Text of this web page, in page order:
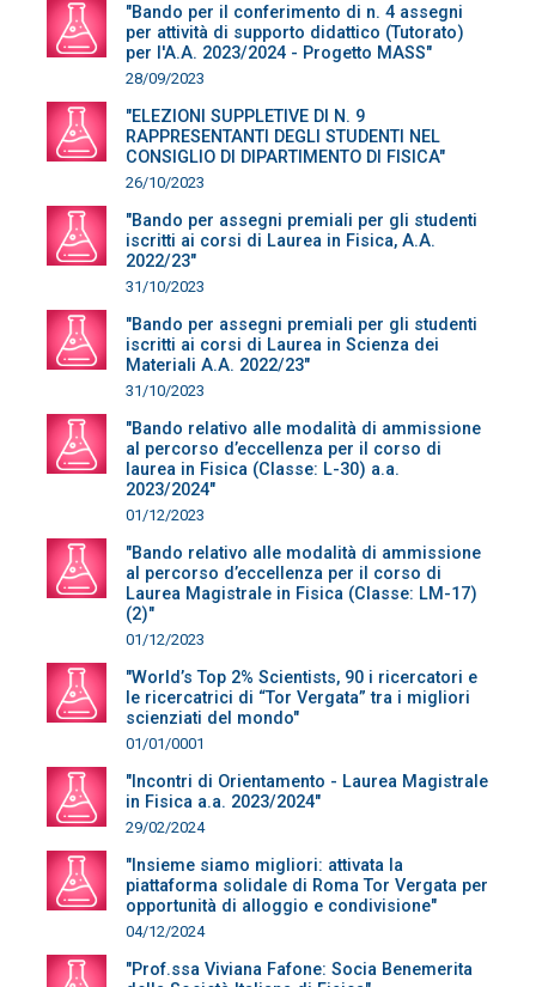
"Bando per il conferimento di n. 4 assegni
per attività di supporto didattico (Tutorato)
per l'A.A. 2023/2024 - Progetto MASS"
28/09/2023
"ELEZIONI SUPPLETIVE DI N. 9
RAPPRESENTANTI DEGLI STUDENTI NEL
CONSIGLIO DI DIPARTIMENTO DI FISICA"
26/10/2023
"Bando per assegni premiali per gli studenti
iscritti ai corsi di Laurea in Fisica, A.A.
2022/23"
31/10/2023
"Bando per assegni premiali per gli studenti
iscritti ai corsi di Laurea in Scienza dei
Materiali A.A. 2022/23"
31/10/2023
"Bando relativo alle modalità di ammissione
al percorso d’eccellenza per il corso di
laurea in Fisica (Classe: L-30) a.a.
2023/2024"
01/12/2023
"Bando relativo alle modalità di ammissione
al percorso d’eccellenza per il corso di
Laurea Magistrale in Fisica (Classe: LM-17)
(2)"
01/12/2023
"World’s Top 2% Scientists, 90 i ricercatori e
le ricercatrici di “Tor Vergata” tra i migliori
scienziati del mondo"
01/01/0001
"Incontri di Orientamento - Laurea Magistrale
in Fisica a.a. 2023/2024"
29/02/2024
"Insieme siamo migliori: attivata la
piattaforma solidale di Roma Tor Vergata per
opportunità di alloggio e condivisione"
04/12/2024
"Prof.ssa Viviana Fafone: Socia Benemerita